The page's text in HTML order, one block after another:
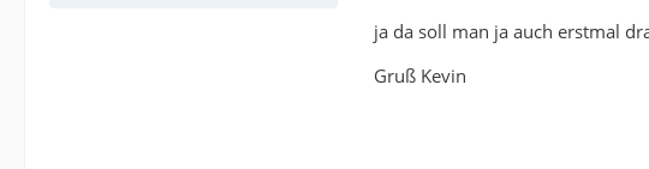
ja da soll man ja auch erstmal
Gruß Kevin